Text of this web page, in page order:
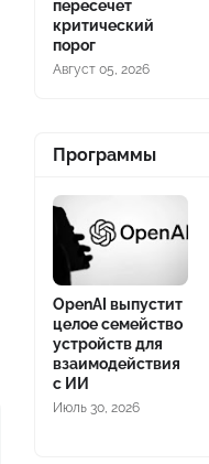
пересечет
критический
порог
Август 05, 2026
Программы
OpenAI выпустит
целое семейство
устройств для
взаимодействия
с ИИ
Июль 30, 2026